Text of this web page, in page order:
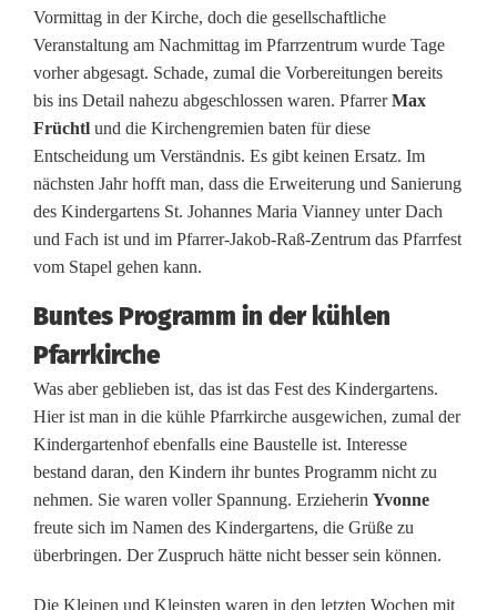
e
r
b
e
g
e
i
s
t
e
r
b
Vormittag in der Kirche, doch die gesellschaftliche
Veranstaltung am Nachmittag im Pfarrzentrum wurde Tage
vorher abgesagt. Schade, zumal die Vorbereitungen bereits
bis ins Detail nahezu abgeschlossen waren. PfarrerMax
Früchtl und die Kirchengremien baten für diese
Entscheidung um Verständnis. Es gibt keinen Ersatz. Im
nächsten Jahr hofft man, dass die Erweiterung und Sanierung
des Kindergartens St. Johannes Maria Vianney unter Dach
und Fach ist und im Pfarrer-Jakob-Raß-Zentrum das Pfarrfest
vom Stapel gehen kann.
Buntes Programm in der kühlen
Pfarrkirche
Was aber geblieben ist, das ist das Fest des Kindergartens.
Hier ist man in die kühle Pfarrkirche ausgewichen, zumal der
Kindergartenhof ebenfalls eine Baustelle ist. Interesse
bestand daran, den Kindern ihr buntes Programm nicht zu
nehmen. Sie waren voller Spannung. Erzieherin Yvonne
freute sich im Namen des Kindergartens, die Grüße zu
überbringen. Der Zuspruch hätte nicht besser sein können.
Die Kleinen und Kleinsten waren in den letzten Wochen mit